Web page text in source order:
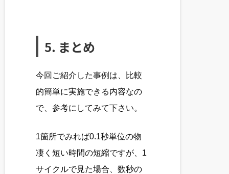
5. まとめ
今回ご紹介した事例は、比較
的簡単に実施できる内容なの
で、参考にしてみて下さい。
1箇所でみれば0.1秒単位の物
凄く短い時間の短縮ですが、1
サイクルで見た場合、数秒の